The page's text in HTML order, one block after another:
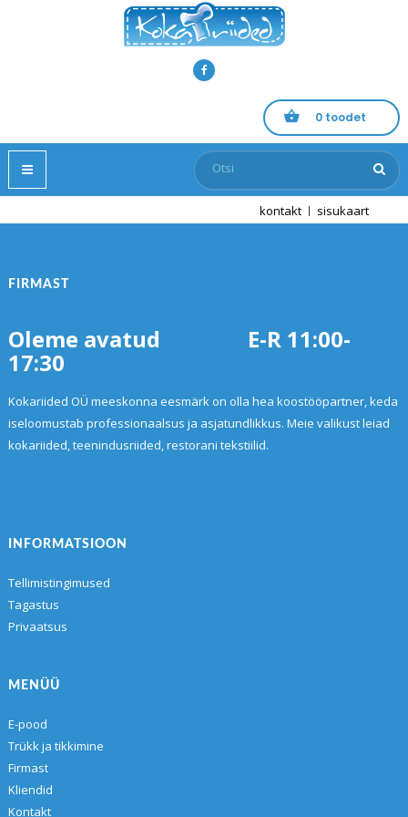
0 toodet
kontakt sisukaart
Toggle
navigation
FIRMAST
Oleme avatud E-R 11:00-
17:30
Kokariided OÜ meeskonna eesmärk on olla hea koostööpartner, keda
iseloomustab professionaalsus ja asjatundlikkus. Meie valikust leiad
kokariided, teenindusriided, restorani tekstiilid.
INFORMATSIOON
Tellimistingimused
Tagastus
Privaatsus
MENÜÜ
E-pood
Trükk ja tikkimine
Firmast
Kliendid
Kontakt